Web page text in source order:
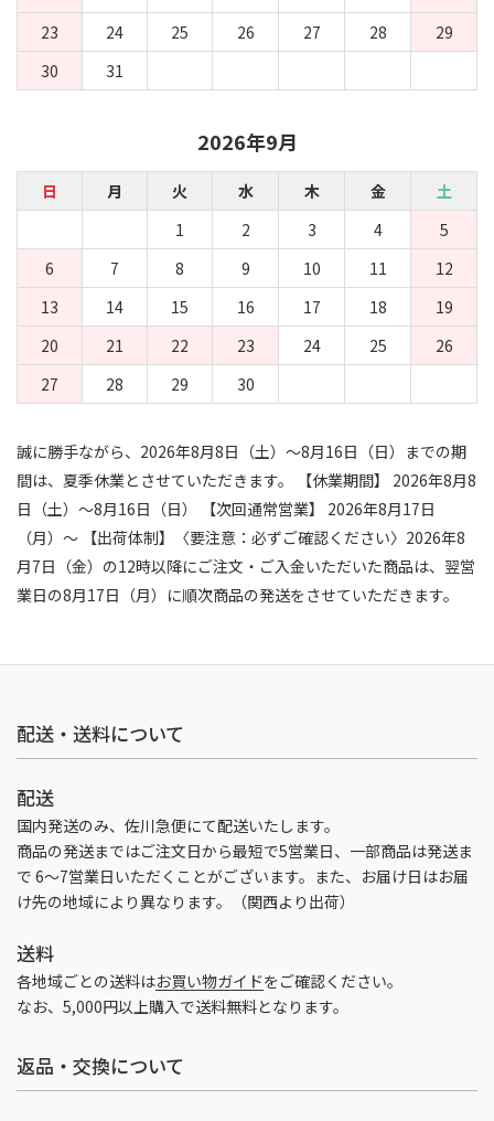
23
24 25 26 27 28
29
30
31
2026年9月
日 月 火 水 木 金
土
1
2 3 4
5
6
7 8 9 10 11
12
13
14 15 16 17 18
19
20
21 22 23 24 25
26
27
28 29 30
誠に勝手ながら、2026年8月8日（土）～8月16日（日）までの期
間は、夏季休業とさせていただきます。 【休業期間】 2026年8月8
日（土）～8月16日（日） 【次回通常営業】 2026年8月17日
（月）～ 【出荷体制】〈要注意：必ずご確認ください〉2026年8
月7日（金）の12時以降にご注文・ご入金いただいた商品は、翌営
業日の8月17日（月）に順次商品の発送をさせていただきます。
配送・送料について
配送
国内発送のみ、佐川急便にて配送いたします。
商品の発送まではご注文日から最短で5営業日、一部商品は発送ま
で 6～7営業日いただくことがございます。また、お届け日はお届
け先の地域により異なります。（関西より出荷）
送料
各地域ごとの送料はお買い物ガイドをご確認ください。
なお、5,000円以上購入で送料無料となります。
返品・交換について